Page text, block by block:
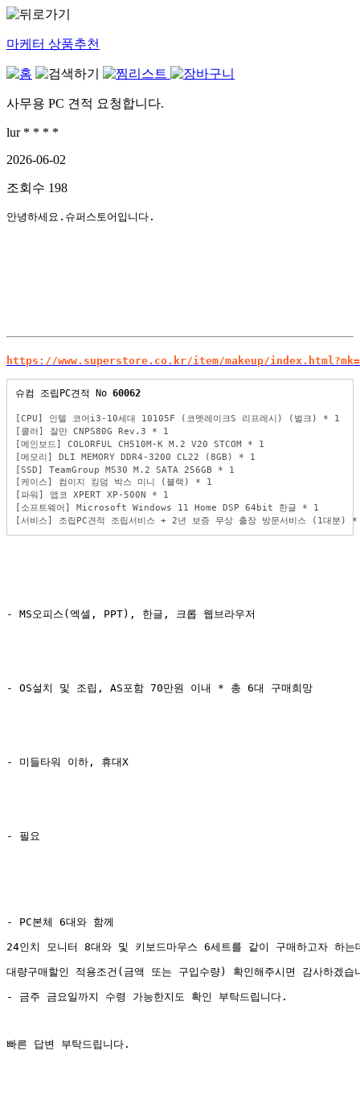
마케터 상품추천
사무용 PC 견적 요청합니다.
lur * * * *
2026-06-02
조회수 198
안녕하세요.슈퍼스토어입니다.
https://www.superstore.co.kr/item/makeup/
슈컴 조립PC견적 No 60062
[CPU] 인텔 코어i3-10세대 10105F (코멧레이크S 리프레시) (벌크) * 1
[쿨러] 잘만 CNPS80G Rev.3 * 1
[메인보드] COLORFUL CH510M-K M.2 V20 STCOM * 1
[메모리] DLI MEMORY DDR4-3200 CL22 (8GB) * 1
[SSD] TeamGroup MS30 M.2 SATA 256GB * 1
[케이스] 컴이지 킹덤 박스 미니 (블랙) * 1
[파워] 앱코 XPERT XP-500N * 1
[소프트웨어] Microsoft Windows 11 Home DSP 64bit 한글 * 1
[서비스] 조립PC견적 조립서비스 + 2년 보증 무상 출장 방문서비스 (1대분)
- MS오피스(엑셀, PPT), 한글, 크롭 웹브라우저
- OS설치 및 조립, AS포함 70만원 이내 * 총 6대 구매희망
- 미들타워 이하, 휴대X
- 필요
- PC본체 6대와 함께
24인치 모니터 8대와 및 키보드마우스 6세트를 같이 구매하고자 하는
대량구매할인 적용조건(금액 또는 구입수량) 확인해주시면 감사하겠습
- 금주 금요일까지 수령 가능한지도 확인 부탁드립니다.
빠른 답변 부탁드립니다.